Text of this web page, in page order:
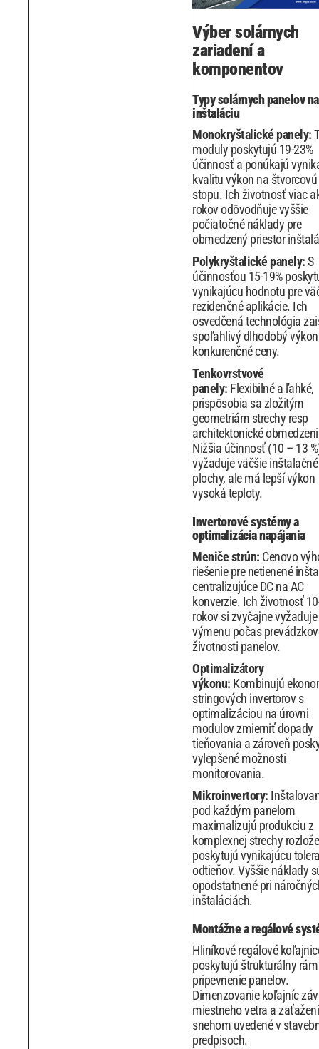
Výber solárnych
zariadení a
komponentov
Typy solárnych panelov na
inštaláciu
Monokryštalické panely:
moduly poskytujú 19-23%
účinnosť a ponúkajú
kvalitu výkon na štvorcovú
stopu. Ich životnosť viac
rokov odôvodňuje vyššie
počiatočné náklady pre
obmedzený priestor
Polykryštalické panely:S
účinnosťou 15-19%
vynikajúcu hodnotu pre
rezidenčné aplikácie. Ich
osvedčená technológia
spoľahlivý dlhodobý
konkurenčné ceny.
Tenkovrstvové
panely: Flexibilné a ľahké,
prispôsobia sa zložitým
geometriám strechy resp
architektonické
Nižšia účinnosť (10 – 13
vyžaduje väčšie inštalačné
plochy, ale má lepší výkon
vysoká teploty.
Invertorové systémy a
optimalizácia napájania
Meniče strún: Cenovo
riešenie pre netienené
centralizujúce DC na AC
konverzie. Ich životnosť
rokov si zvyčajne vyžaduje
výmenu počas
životnosti panelov.
Optimalizátory
výkonu: Kombinujú
stringových invertorov s
optimalizáciou na úrovni
modulov zmierniť dopady
tieňovania a zároveň
vylepšené možnosti
monitorovania.
Mikroinvertory:
pod každým panelom
maximalizujú produkciu z
komplexnej strechy
poskytujú vynikajúcu
odtieňov. Vyššie náklady
opodstatnené pri
inštaláciách.
Montážne a regálové
Hliníkové regálové
poskytujú štrukturálny
pripevnenie panelov.
Dimenzovanie koľajníc
miestneho vetra a
snehom uvedené v
predpisoch.